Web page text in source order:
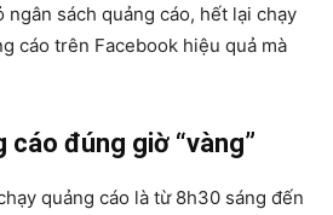
ngân sách quảng cáo, hết lại chạy
cáo trên Facebook hiệu quả mà
cáo đúng giờ “vàng”
quảng cáo là từ 8h30 sáng đến